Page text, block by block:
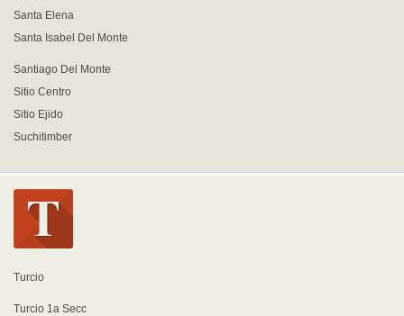
Santa Elena
Santa Isabel Del Monte
Santiago Del Monte
Sitio Centro
Sitio Ejido
Suchitimber
Turcio
Turcio 1a Secc